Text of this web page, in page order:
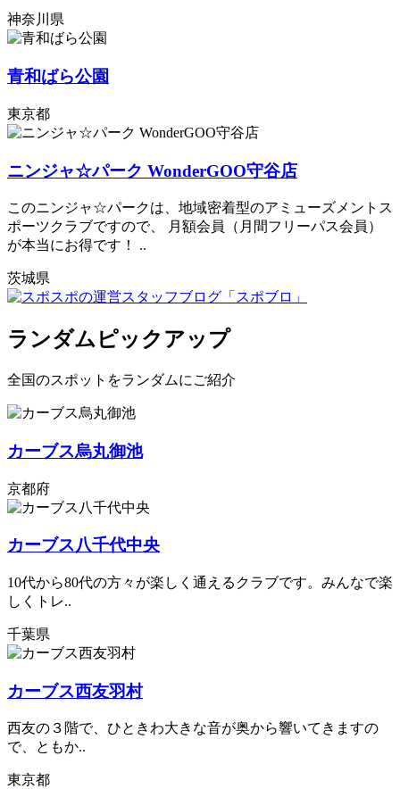
神奈川県
青和ばら公園
東京都
ニンジャ☆パーク WonderGOO守谷店
このニンジャ☆パークは、地域密着型のアミューズメントス
ポーツクラブですので、 月額会員（月間フリーパス会員）
が本当にお得です！ ..
茨城県
ランダムピックアップ
全国のスポットをランダムにご紹介
カーブス烏丸御池
京都府
カーブス八千代中央
10代から80代の方々が楽しく通えるクラブです。みんなで楽
しくトレ..
千葉県
カーブス西友羽村
西友の３階で、ひときわ大きな音が奥から響いてきますの
で、ともか..
東京都